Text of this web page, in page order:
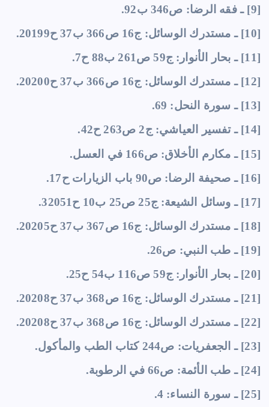
[9] ـ فقه الرضا: ص346 ب92.
[10] ـ مستدرك الوسائل: ج16 ص366 ب37 ح20199.
[11] ـ بحار الأنوار: ج59 ص261 ب88 ح7.
[12] ـ مستدرك الوسائل: ج16 ص366 ب37 ح20200.
[13] ـ سورة النحل: 69.
[14] ـ تفسير العياشي: ج2 ص263 ح42.
[15] ـ مكارم الأخلاق: ص166 في العسل.
[16] ـ صحيفة الرضا: ص90 باب الزيارات ح17.
[17] ـ وسائل الشيعة: ج25 ص25 ب10 ح32051.
[18] ـ مستدرك الوسائل: ج16 ص367 ب37 ح20205.
[19] ـ طب النبي: ص26.
[20] ـ بحار الأنوار: ج59 ص116 ب54 ح25.
[21] ـ مستدرك الوسائل: ج16 ص368 ب37 ح20208.
[22] ـ مستدرك الوسائل: ج16 ص368 ب37 ح20208.
[23] ـ الجعفريات: ص244 كتاب الطب والمأكول.
[24] ـ طب الأئمة: ص66 في الرطوبة.
[25] ـ سورة النساء: 4.